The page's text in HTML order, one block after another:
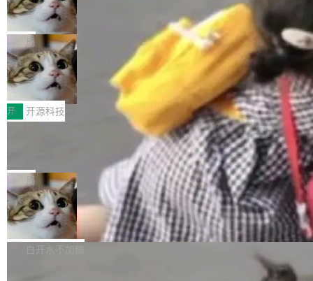
结果回答问题，而无需将问题转交给搜索引擎。
（<a href="https://bugzilla.mozilla.org/show_
bug.cgi?id=204...
工程师在这件事上没什么可谦虚的——他们用 W
orkers 跑了十年 Isolate。用 CEO Matthew Pri
nce 的话说：「我们一生都在用 Isolate 运行代
码，而 AI Agent 不需要容器，它们需要的是 Iso
late。」 容器为什么不合适 容器的问题在于启动
和销毁都太重了。一个 Agent 要执行的任务可能
只需要几毫秒的 CPU 时间，但容器从冷启动到
就绪要花数秒。如果未来有十...
OpenAI 公开邮件和聊天记录回应苹果
诉讼，称“Apple is getting this wron
g”
上个月，苹果一纸诉状把 OpenAI 告上法庭，指
控其挖角苹果前员工并窃取商业秘密。苹果的诉
状把 OpenAI 描述成一个系统性地从前东家挖
人、套取机密信息的对手。 OpenAI 没发律师
函，也没选择庭外沉默。它在官网贴了一篇博
文，标题只有六个字：Apple is getting this wro
ng。 然后，它把邮件往来和 iMessage 聊天记
录全贴了出来。 他发错人了 苹果外部律师 Gabr
iel Gross 来自 Weil 律所，2 月 23 日下午 5:53
给 OpenAI 总法律顾问 Che Chang 发了封邮
件，附了一封长信，要求 OpenAI 配合调查前苹
果员工带走机密信...
局
HUAWEI MatePad Edge上架WorkBu
ddy鸿蒙PC版，说话就能干活的AI办公
搭子
全能AI工作台WorkBuddy鸿蒙PC版上架HUAWE
I MatePad Edge应用市场，直接下载即可使
用，与鸿蒙电脑上的体验一致。值得一提的是，
这是目前市面上唯一支持平板接入WorkBuddy P
C版的产品，搭载“人机双写”重磅功能——你写
你的，AI写AI的，同屏协作互不干扰。一句话让
AI帮你干活，现在开启全新体验！ 温馨提示：
体验WorkBuddy鸿蒙PC版前，请将 HUAWEI M
atePad Edge 升级至 HarmonyOS 6.1.0.135S
P9 patch03及以上版本。 *升级路径：设置 > 搜
开 开源科技
FFmpeg 9.0 发布：代号“Lei”，以此纪
全球知名开源多媒体框架 FFmpeg 今天正式发
布了 9.0 版本。这个版本除了带来新一代音视频
处理能力和硬件加速支持之外，还有一个特殊之
处：FFmpeg 9.0 的代号是“Lei”。 这个名字，
来自中国开发者雷霄骅（Lei Xiaohua）。 对于
很多中国音视频开发者而言，这个名字并不陌
局
亚马逊成本失控：AI 写代码烧掉 1215
万元，超预算 860%
外媒近日曝光了亚马逊的多份内部报告显示，AI
导致公司在多个项目上超支。《金融时报》报道
白开水不加糖